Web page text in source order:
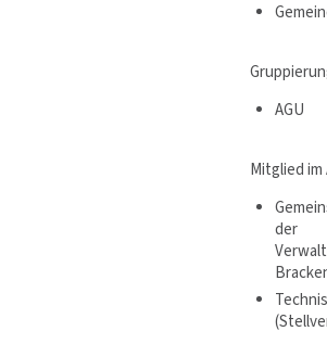
AGU
Mitglied im
der